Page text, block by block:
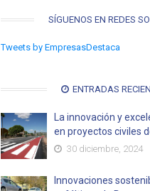
SÍGUENOS EN REDES
Tweets by EmpresasDestaca
ENTRADAS
La innovación y
en proyectos civiles
30 diciembre, 2024
Innovaciones